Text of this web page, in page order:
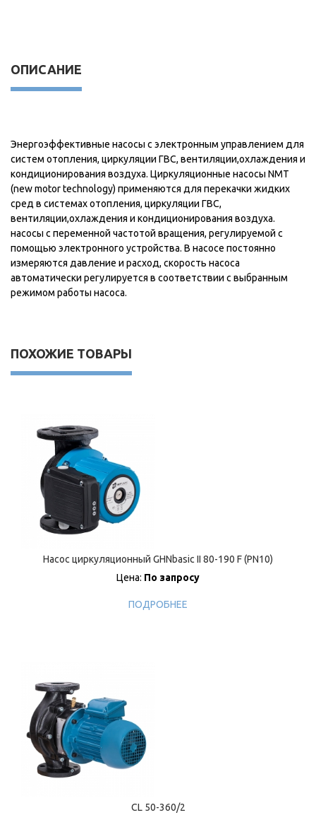
ОПИСАНИЕ
Энергоэффективные насосы с электронным управлением для
систем отопления, циркуляции ГВС, вентиляции,охлаждения и
кондиционирования воздуха. Циркуляционные насосы NMT
(new motor technology) применяются для перекачки жидких
сред в системах отопления, циркуляции ГВС,
вентиляции,охлаждения и кондиционирования воздуха.
насосы с переменной частотой вращения, регулируемой с
помощью электронного устройства. В насосе постоянно
измеряются давление и расход, скорость насоса
автоматически регулируется в соответствии с выбранным
режимом работы насоса.
ПОХОЖИЕ ТОВАРЫ
Насос циркуляционный GHNbasic II 80-190 F (PN10)
Цена: По запросу
ПОДРОБНЕЕ
CL 50-360/2